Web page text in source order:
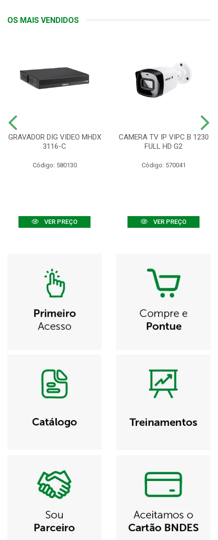
OS MAIS VENDIDOS
GRAVADOR DIG VIDEO MHDX
3116-C
Código: 580130
VER PREÇO
CAMERA TV IP VIPC B 1230
FULL HD G2
Código: 570041
VER PREÇO